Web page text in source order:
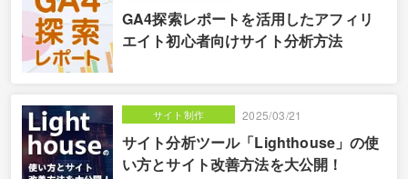
GA4探索レポートを活用したアフィリ
エイト初心者向けサイト分析方法
サイト制作 2025/03/21
サイト分析ツール「Lighthouse」の使
い方とサイト改善方法を大公開！